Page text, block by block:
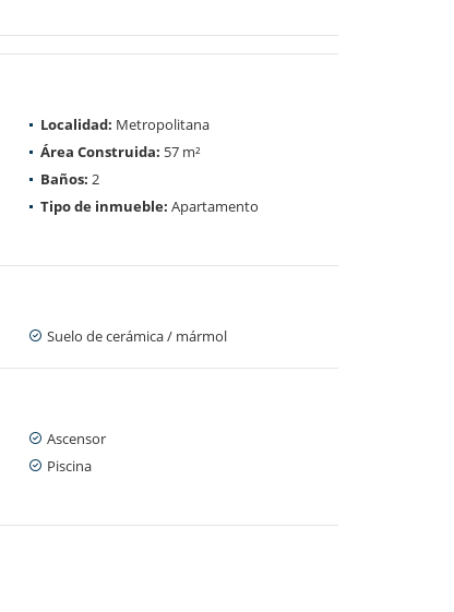
Localidad: Metropolitana
Área Construida: 57 m²
Baños: 2
Tipo de inmueble: Apartamento
Suelo de cerámica / mármol
Ascensor
Piscina